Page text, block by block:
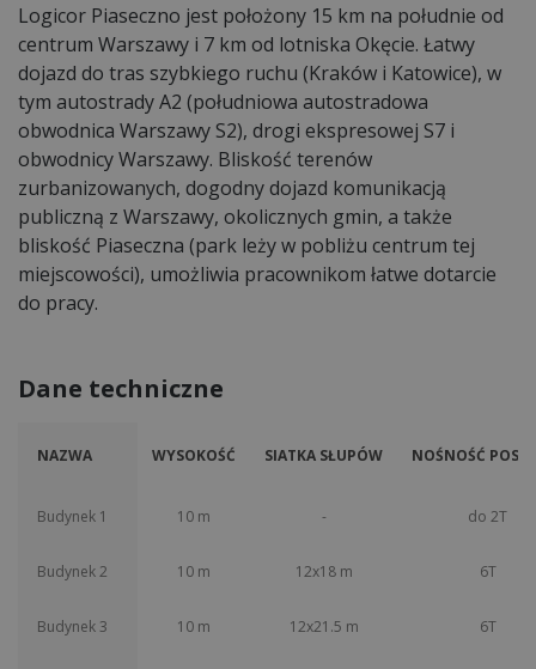
Logicor Piaseczno jest położony 15 km na południe od
centrum Warszawy i 7 km od lotniska Okęcie. Łatwy
dojazd do tras szybkiego ruchu (Kraków i Katowice), w
tym autostrady A2 (południowa autostradowa
obwodnica Warszawy S2), drogi ekspresowej S7 i
obwodnicy Warszawy. Bliskość terenów
zurbanizowanych, dogodny dojazd komunikacją
publiczną z Warszawy, okolicznych gmin, a także
bliskość Piaseczna (park leży w pobliżu centrum tej
miejscowości), umożliwia pracownikom łatwe dotarcie
do pracy.
Dane techniczne
NAZWA WYSOKOŚĆ SIATKA SŁUPÓW NOŚNOŚĆ
Budynek 1 10 m - do 2T
Budynek 2 10 m 12x18 m 6T
Budynek 3 10 m 12x21.5 m 6T